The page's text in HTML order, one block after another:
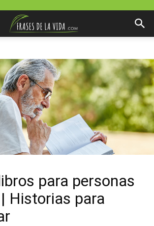
para personas
Historias para